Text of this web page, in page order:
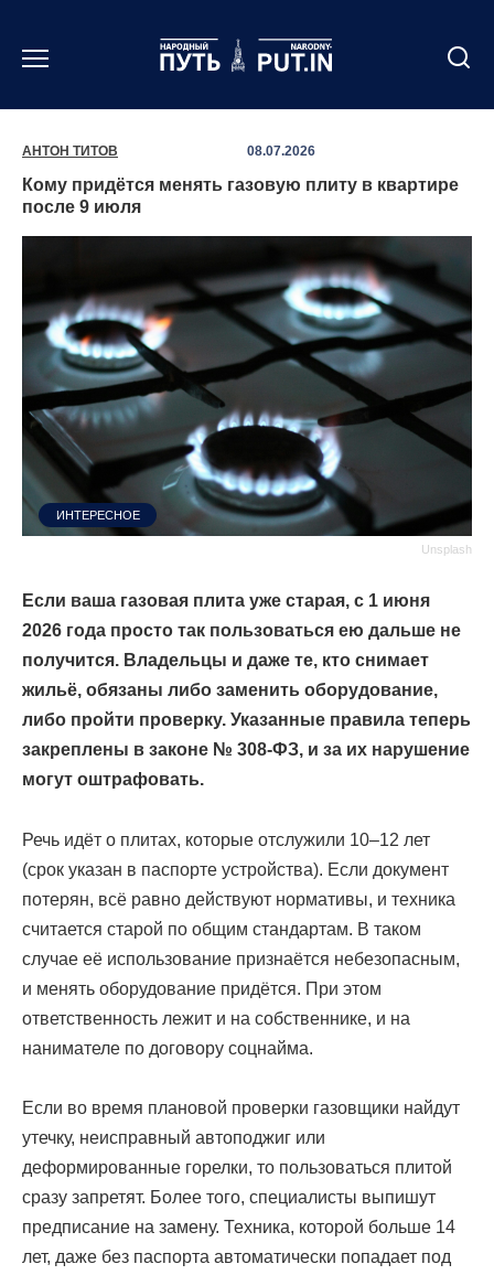
содержанию
АНТОН ТИТОВ 08.07.2026
Кому придётся менять газовую плиту в квартире
после 9 июля
Unsplash
ИНТЕРЕСНОЕ
Если ваша газовая плита уже старая, с 1 июня
2026 года просто так пользоваться ею дальше не
получится. Владельцы и даже те, кто снимает
жильё, обязаны либо заменить оборудование,
либо пройти проверку. Указанные правила теперь
закреплены в законе № 308-ФЗ, и за их нарушение
могут оштрафовать.
Речь идёт о плитах, которые отслужили 10–12 лет
(срок указан в паспорте устройства). Если документ
потерян, всё равно действуют нормативы, и техника
считается старой по общим стандартам. В таком
случае её использование признаётся небезопасным,
и менять оборудование придётся. При этом
ответственность лежит и на собственнике, и на
нанимателе по договору соцнайма.
Если во время плановой проверки газовщики найдут
утечку, неисправный автоподжиг или
деформированные горелки, то пользоваться плитой
сразу запретят. Более того, специалисты выпишут
предписание на замену. Техника, которой больше 14
лет, даже без паспорта автоматически попадает под